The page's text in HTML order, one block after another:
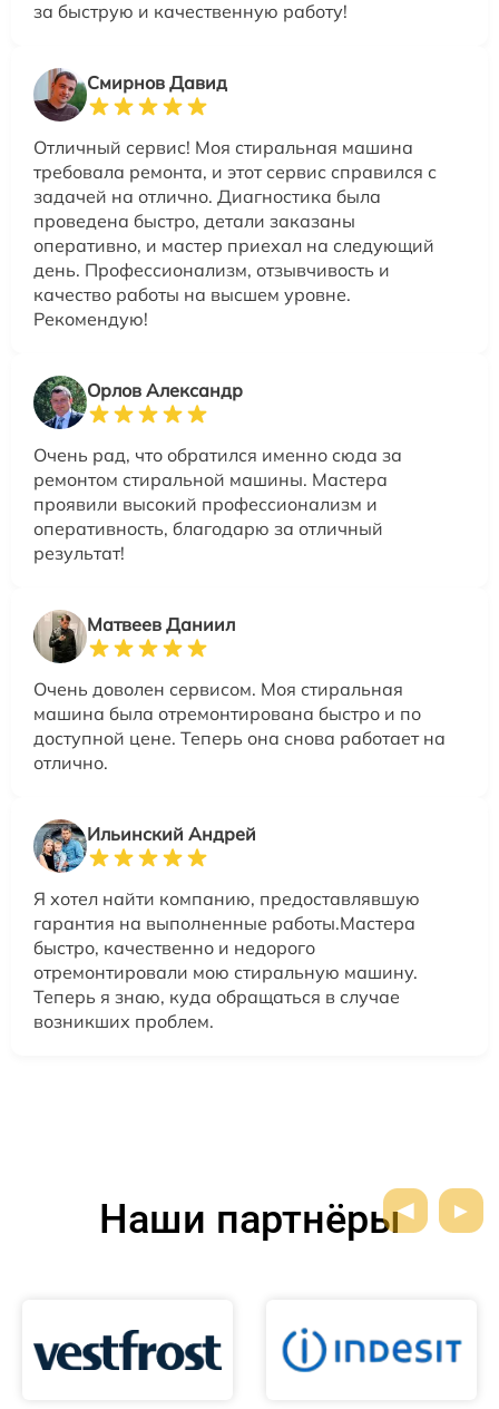
за быструю и качественную работу!
Смирнов Давид
Отличный сервис! Моя стиральная машина
требовала ремонта, и этот сервис справился с
задачей на отлично. Диагностика была
проведена быстро, детали заказаны
оперативно, и мастер приехал на следующий
день. Профессионализм, отзывчивость и
качество работы на высшем уровне.
Рекомендую!
Орлов Александр
Очень рад, что обратился именно сюда за
ремонтом стиральной машины. Мастера
проявили высокий профессионализм и
оперативность, благодарю за отличный
результат!
Матвеев Даниил
Очень доволен сервисом. Моя стиральная
машина была отремонтирована быстро и по
доступной цене. Теперь она снова работает на
отлично.
Ильинский Андрей
Я хотел найти компанию, предоставлявшую
гарантия на выполненные работы.Мастера
быстро, качественно и недорого
отремонтировали мою стиральную машину.
Теперь я знаю, куда обращаться в случае
возникших проблем.
Наши партнёры